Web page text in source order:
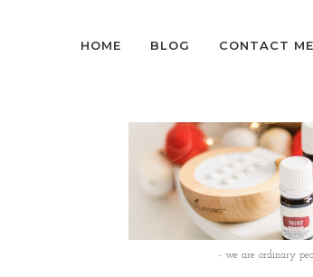
HOME BLOG CONTACT ME
- we are ordinary